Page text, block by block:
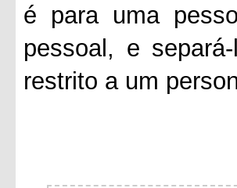
é para uma
pessoal, e
restrito a um